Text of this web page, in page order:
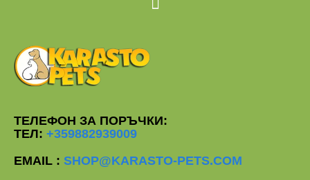
ТЕЛЕФОН ЗА ПОРЪЧКИ:
ТЕЛ: +359882939009
EMAIL : SHOP@KARASTO-PETS.COM